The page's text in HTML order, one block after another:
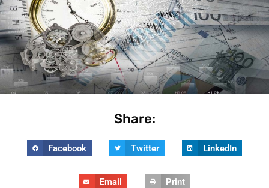
Share:
Facebook Twitter LinkedIn
Email Print